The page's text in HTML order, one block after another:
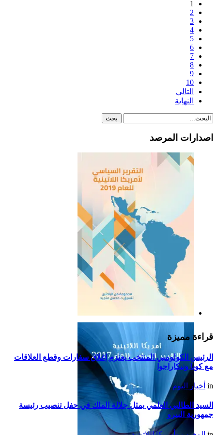
1
2
3
4
5
6
7
8
9
10
التالي
النهاية
اصدارات المرصد
التقرير السياسي لأمريكا
اللاتينية للعام 2019
قراءة مميزة
الرئيس الكولومبي المنتخب يعتزم إغلاق سفارات وقطع العلاقات
مع كوبا ونيكاراجوا
in أخبار اليوم
السيد الطالبي العلمي يمثل جلالة الملك في حفل تنصيب رئيسة
جمهورية البيرو